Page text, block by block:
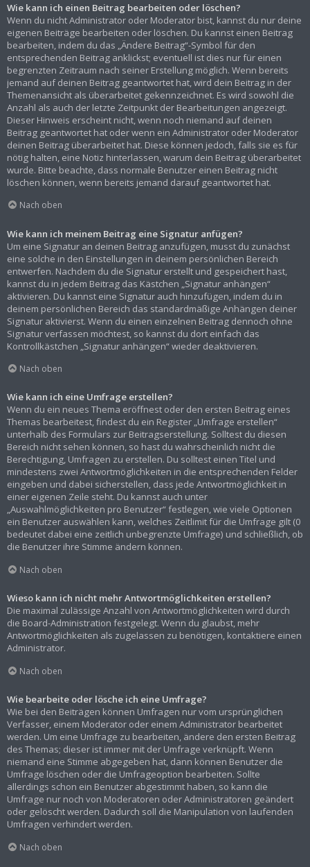
Wie kann ich einen Beitrag bearbeiten oder löschen?
Wenn du nicht Administrator oder Moderator bist, kannst du nur deine
eigenen Beiträge bearbeiten oder löschen. Du kannst einen Beitrag
bearbeiten, indem du das „Ändere Beitrag“-Symbol für den
entsprechenden Beitrag anklickst; eventuell ist dies nur für einen
begrenzten Zeitraum nach seiner Erstellung möglich. Wenn bereits
jemand auf deinen Beitrag geantwortet hat, wird dein Beitrag in der
Themenansicht als überarbeitet gekennzeichnet. Es wird sowohl die
Anzahl als auch der letzte Zeitpunkt der Bearbeitungen angezeigt.
Dieser Hinweis erscheint nicht, wenn noch niemand auf deinen
Beitrag geantwortet hat oder wenn ein Administrator oder Moderator
deinen Beitrag überarbeitet hat. Diese können jedoch, falls sie es für
nötig halten, eine Notiz hinterlassen, warum dein Beitrag überarbeitet
wurde. Bitte beachte, dass normale Benutzer einen Beitrag nicht
löschen können, wenn bereits jemand darauf geantwortet hat.
Nach oben
Wie kann ich meinem Beitrag eine Signatur anfügen?
Um eine Signatur an deinen Beitrag anzufügen, musst du zunächst
eine solche in den Einstellungen in deinem persönlichen Bereich
entwerfen. Nachdem du die Signatur erstellt und gespeichert hast,
kannst du in jedem Beitrag das Kästchen „Signatur anhängen“
aktivieren. Du kannst eine Signatur auch hinzufügen, indem du in
deinem persönlichen Bereich das standardmäßige Anhängen deiner
Signatur aktivierst. Wenn du einen einzelnen Beitrag dennoch ohne
Signatur verfassen möchtest, so kannst du dort einfach das
Kontrollkästchen „Signatur anhängen“ wieder deaktivieren.
Nach oben
Wie kann ich eine Umfrage erstellen?
Wenn du ein neues Thema eröffnest oder den ersten Beitrag eines
Themas bearbeitest, findest du ein Register „Umfrage erstellen“
unterhalb des Formulars zur Beitragserstellung. Solltest du diesen
Bereich nicht sehen können, so hast du wahrscheinlich nicht die
Berechtigung, Umfragen zu erstellen. Du solltest einen Titel und
mindestens zwei Antwortmöglichkeiten in die entsprechenden Felder
eingeben und dabei sicherstellen, dass jede Antwortmöglichkeit in
einer eigenen Zeile steht. Du kannst auch unter
„Auswahlmöglichkeiten pro Benutzer“ festlegen, wie viele Optionen
ein Benutzer auswählen kann, welches Zeitlimit für die Umfrage gilt (0
bedeutet dabei eine zeitlich unbegrenzte Umfrage) und schließlich, ob
die Benutzer ihre Stimme ändern können.
Nach oben
Wieso kann ich nicht mehr Antwortmöglichkeiten erstellen?
Die maximal zulässige Anzahl von Antwortmöglichkeiten wird durch
die Board-Administration festgelegt. Wenn du glaubst, mehr
Antwortmöglichkeiten als zugelassen zu benötigen, kontaktiere einen
Administrator.
Nach oben
Wie bearbeite oder lösche ich eine Umfrage?
Wie bei den Beiträgen können Umfragen nur vom ursprünglichen
Verfasser, einem Moderator oder einem Administrator bearbeitet
werden. Um eine Umfrage zu bearbeiten, ändere den ersten Beitrag
des Themas; dieser ist immer mit der Umfrage verknüpft. Wenn
niemand eine Stimme abgegeben hat, dann können Benutzer die
Umfrage löschen oder die Umfrageoption bearbeiten. Sollte
allerdings schon ein Benutzer abgestimmt haben, so kann die
Umfrage nur noch von Moderatoren oder Administratoren geändert
oder gelöscht werden. Dadurch soll die Manipulation von laufenden
Umfragen verhindert werden.
Nach oben